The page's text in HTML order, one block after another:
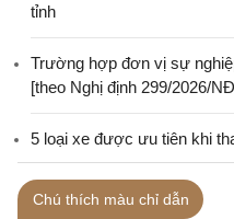
tỉnh
Trường hợp đơn vị sự
[theo Nghị định 299/2026/
5 loại xe được ưu tiên khi
Chú thích màu chỉ dẫn